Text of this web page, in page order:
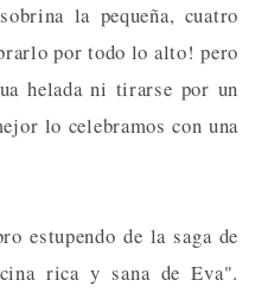
la pequeña, cuatro
por todo lo alto! pero
helada ni tirarse por un
lo celebramos con una
estupendo de la saga de
rica y sana de Eva".